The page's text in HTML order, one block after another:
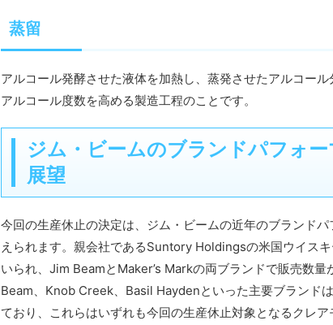
蒸留
アルコール発酵させた液体を加熱し、蒸発させたアルコール
アルコール度数を高める製造工程のことです。
ジム・ビームのブランドパフォ
展望
今回の生産休止の決定は、ジム・ビームの近年のブランド
えられます。親会社であるSuntory Holdingsの米国ウイス
いられ、Jim BeamとMaker’s Markの両ブランドで販売数
Beam、Knob Creek、Basil Haydenといった主要ブランド
ており、これらはいずれも今回の生産休止対象となるクレ